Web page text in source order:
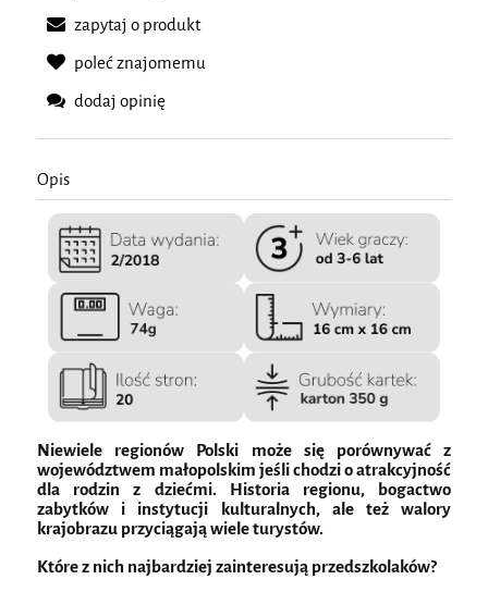
zapytaj o produkt
poleć znajomemu
dodaj opinię
Opis
Niewiele regionów Polski może się porównywać z
województwem małopolskim jeśli chodzi o atrakcyjność
dla rodzin z dziećmi. Historia regionu, bogactwo
zabytków i instytucji kulturalnych, ale też walory
krajobrazu przyciągają wiele turystów.
Które z nich najbardziej zainteresują przedszkolaków?